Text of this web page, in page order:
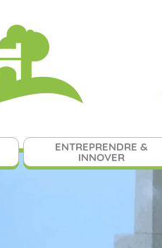
ENTREPRENDRE &
INNOVER